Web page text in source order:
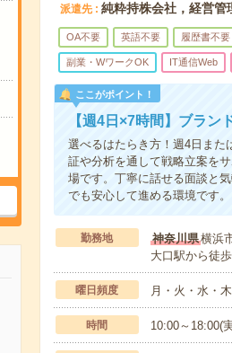
派遣先 純粋持株会社，経営管
OA不要 英語不要 履歴書不要
副業・WワークOK IT通信Web
ここがポイント！
【週4日×7時間】ブラン
選べるはたらき方！週4日また
証や分析を通して戦略立案を
場です。丁寧に話せる面談と
でも安心して進める環境です。
勤務地 神奈川県横浜
大口駅から徒
曜日頻度 月・火・水・
時間 10:00～18:00(